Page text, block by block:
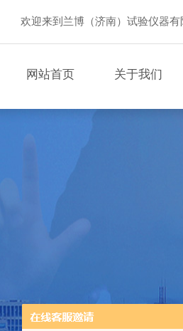
欢迎来到兰博（济南）试验仪器有
网站首页 关于我们